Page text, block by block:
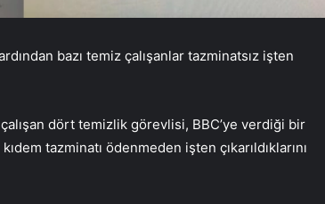
bazı temiz çalışanlar tazminatsız işten
dört temizlik görevlisi, BBC’ye verdiği bir
tazminatı ödenmeden işten çıkarıldıklarını